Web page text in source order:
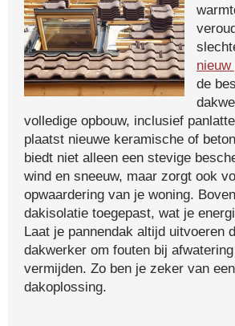
nieuw
de
volledige opbouw, inclusief
plaatst nieuwe keramische of
biedt niet alleen een stevige
wind en sneeuw, maar zorgt ook
opwaardering van je woning.
dakisolatie toegepast, wat je
Laat je pannendak altijd uitvoeren
dakwerker om fouten bij
vermijden. Zo ben je zeker van
dakoplossing.